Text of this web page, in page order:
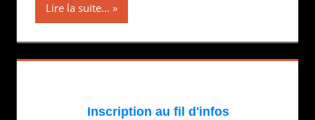
Lire la suite...